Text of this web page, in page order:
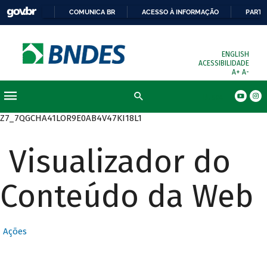
COMUNICA BR ACESSO À INFORMAÇÃO
ENGLISH
ACESSIBILIDADE
A+ A-
Z7_7QGCHA41LOR9E0AB4V47KI18L1
Visualizador do
Conteúdo da Web
Ações